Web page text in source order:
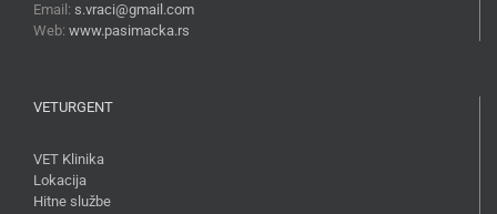
Email: s.vraci@gmail.com
Web: www.pasimacka.rs
VETURGENT
VET Klinika
Lokacija
Hitne službe